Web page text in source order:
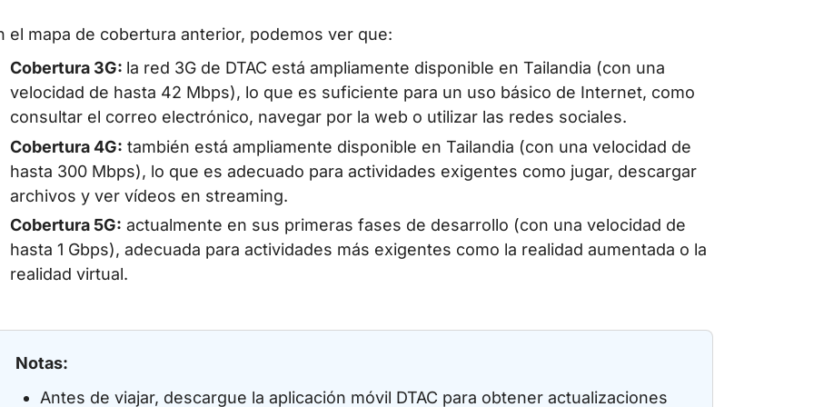
el mapa de cobertura anterior, podemos ver que:
Cobertura 3G: la red 3G de DTAC está ampliamente disponible en Tailandia (con una
velocidad de hasta 42 Mbps), lo que es suficiente para un uso básico de Internet, como
consultar el correo electrónico, navegar por la web o utilizar las redes sociales.
Cobertura 4G: también está ampliamente disponible en Tailandia (con una velocidad de
hasta 300 Mbps), lo que es adecuado para actividades exigentes como jugar, descargar
archivos y ver vídeos en streaming.
Cobertura 5G: actualmente en sus primeras fases de desarrollo (con una velocidad de
hasta 1 Gbps), adecuada para actividades más exigentes como la realidad aumentada o la
realidad virtual.
Notas:
Antes de viajar, descargue la aplicación móvil DTAC para obtener actualizaciones